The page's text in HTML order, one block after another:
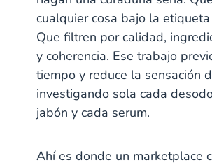
cualquier cosa bajo la
Que filtren por calidad,
y coherencia. Ese trabajo
tiempo y reduce la sensación
investigando sola cada
jabón y cada serum.
Ahí es donde un marketplace